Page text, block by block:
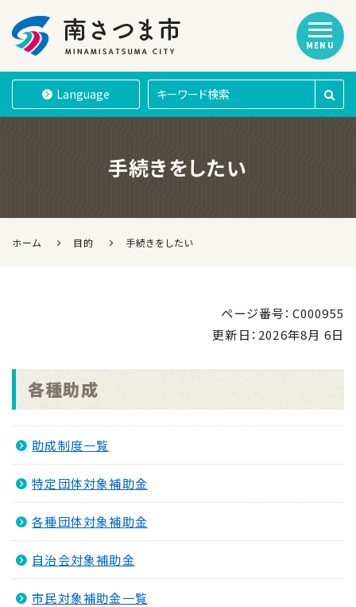
南さつま市
Language
MENU
手続きをしたい
ホーム 目的 手続きをしたい
ページ番号：C000955
更新日： 2026年8月 6日
各種助成
助成制度一覧
特定団体対象補助金
各種団体対象補助金
自治会対象補助金
市民対象補助金一覧